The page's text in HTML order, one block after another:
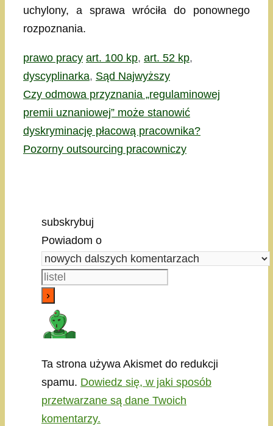
uchylony, a sprawa wróciła do ponownego
rozpoznania.
Kategorie
prawo pracy Tagi
art. 100 kp, art. 52 kp,
dyscyplinarka, Sąd Najwyższy
Czy odmowa przyznania „regulaminowej
premii uznaniowej” może stanowić
dyskryminację płacową pracownika?
Pozorny outsourcing pracowniczy
subskrybuj
Powiadom o
Ta strona używa Akismet do redukcji
spamu. Dowiedz się, w jaki sposób
przetwarzane są dane Twoich
komentarzy.